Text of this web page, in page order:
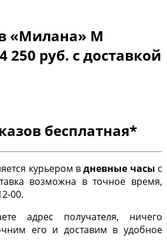
«Милана» М
250 руб. с доставкой
бесплатная*
курьером вдневные часы с
возможна в точное время,
00.
адрес получателя, ничего
его и доставим в удобное